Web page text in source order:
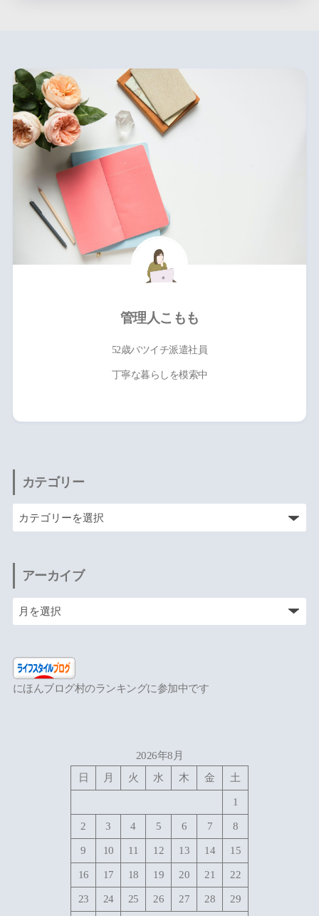
管理人こもも
52歳バツイチ派遣社員
丁寧な暮らしを模索中
カテゴリー
アーカイブ
にほんブログ村のランキングに参加中です
2026年8月
日
月 火 水 木 金 土
1
2 3 4 5 6 7 8
9 10 11 12 13 14 15
16 17 18 19 20 21 22
23 24 25 26 27 28 29